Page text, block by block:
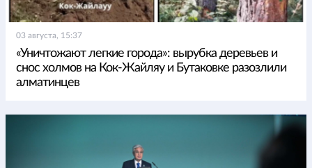
03 августа, 15:37
«Уничтожают легкие города»: вырубка деревьев и
снос холмов на Кок-Жайляу и Бутаковке разозлили
алматинцев